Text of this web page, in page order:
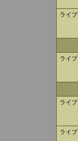
ライブ
ライブ
ライブ
ライブ